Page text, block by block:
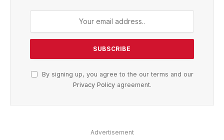
By signing up, you agree to the our terms and our
Privacy Policyagreement.
Advertisement